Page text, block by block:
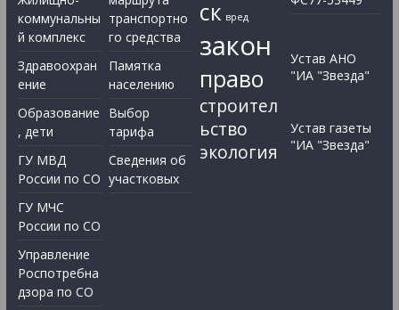
коммунальны
й комплекс
Здравоохран
ение
Образование
, дети
ГУ МВД
России по СО
ГУ МЧС
России по СО
Управление
Роспотребна
дзора по СО
транспортно
го средства
Памятка
населению
Выбор
тарифа
Сведения об
участковых
ск вред
закон
право
строител
ьство
экология
Устав АНО
"ИА "Звезда"
Устав газеты
"ИА "Звезда"